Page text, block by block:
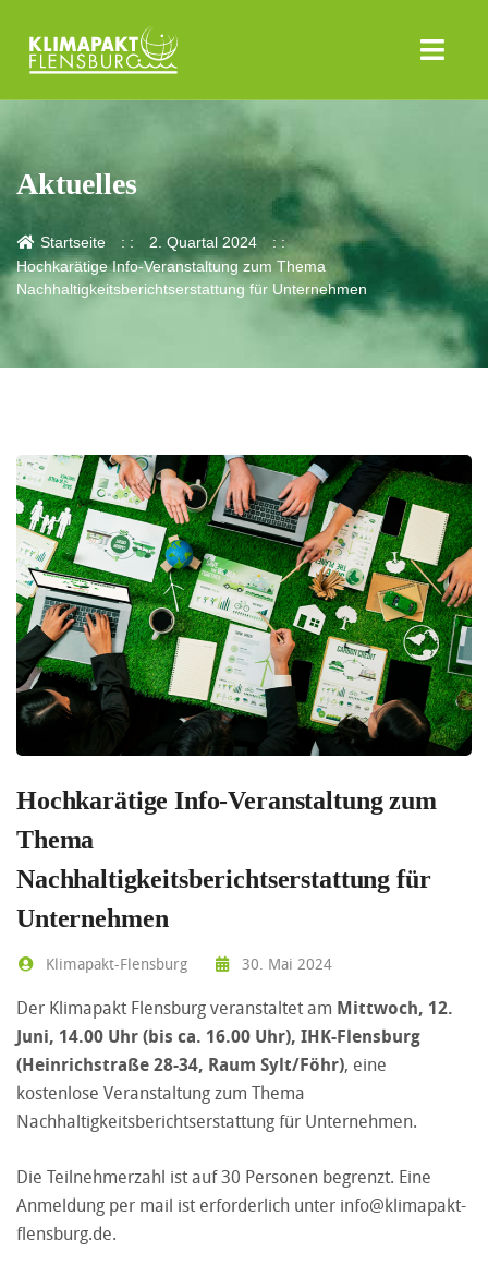
Aktuelles
Startseite
2. Quartal 2024
Hochkarätige Info-Veranstaltung zum Thema
Nachhaltigkeitsberichtserstattung für Unternehmen
Hochkarätige Info-Veranstaltung zum
Thema
Nachhaltigkeitsberichtserstattung für
Unternehmen
Klimapakt-Flensburg 30. Mai 2024
Der Klimapakt Flensburg veranstaltet am Mittwoch, 12.
Juni, 14.00 Uhr (bis ca. 16.00 Uhr), IHK-Flensburg
(Heinrichstraße 28-34, Raum Sylt/Föhr), eine
kostenlose Veranstaltung zum Thema
Nachhaltigkeitsberichtserstattung für Unternehmen.
Die Teilnehmerzahl ist auf 30 Personen begrenzt. Eine
Anmeldung per mail ist erforderlich unter info@klimapakt-
flensburg.de.